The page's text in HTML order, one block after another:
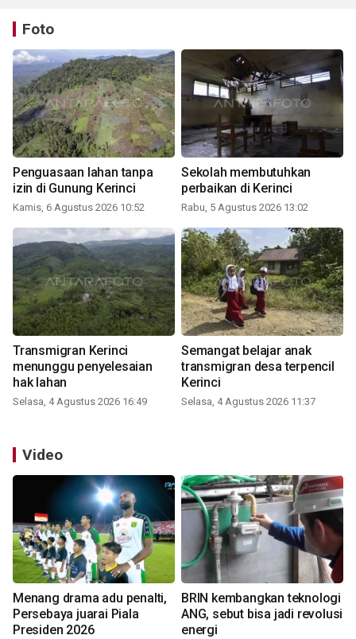
Foto
Penguasaan lahan tanpa
izin di Gunung Kerinci
Kamis, 6 Agustus 2026 10:52
Sekolah membutuhkan
perbaikan di Kerinci
Rabu, 5 Agustus 2026 13:02
Transmigran Kerinci
menunggu penyelesaian
hak lahan
Selasa, 4 Agustus 2026 16:49
Semangat belajar anak
transmigran desa terpencil
Kerinci
Selasa, 4 Agustus 2026 11:37
Video
Menang drama adu penalti,
Persebaya juarai Piala
Presiden 2026
BRIN kembangkan teknologi
ANG, sebut bisa jadi revolusi
energi